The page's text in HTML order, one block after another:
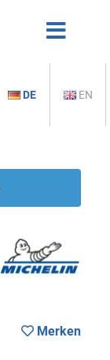
DE EN
Merken